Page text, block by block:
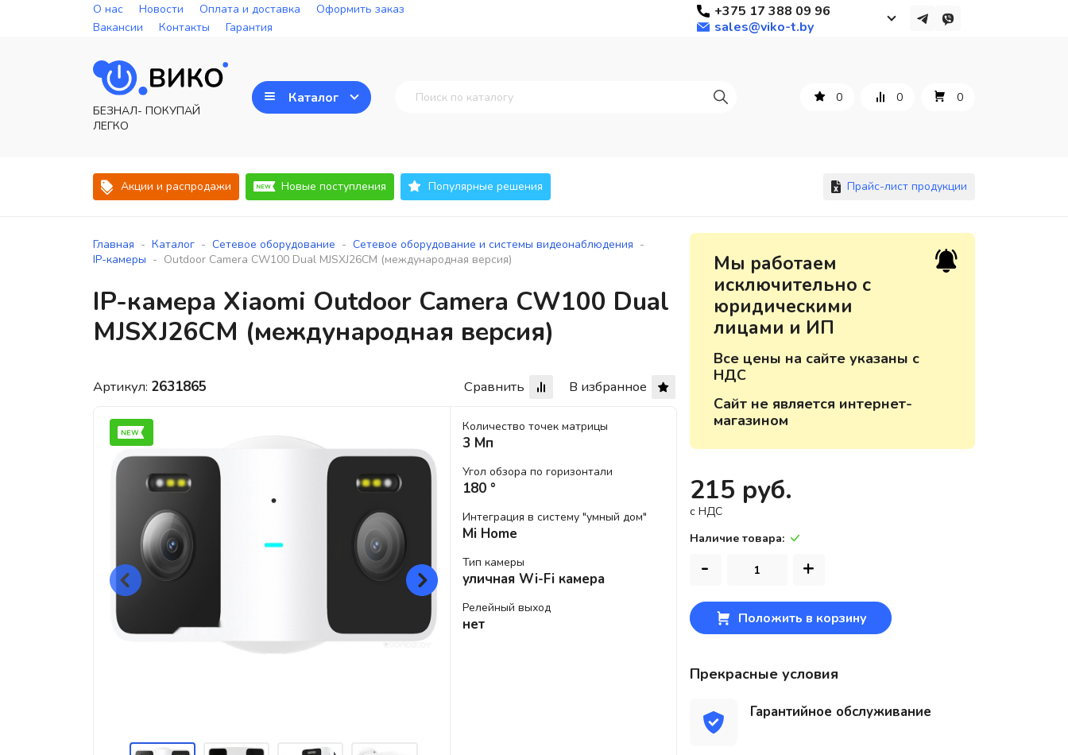
О нас Новости Оплата и доставка
Оформить заказ
Вакансии
Контакты Гарантия
+375 17 388 09 96
sales@viko-t.by
+375 17 388 09 96
По всем вопросам
sales@viko-t.by
Оплата и доставка
Контакты
17, пом. 38, оф. №1
БЕЗНАЛ- ПОКУПАЙ
ЛЕГКО
Каталог 0 0 0
Акции и распродажи Новые поступления Популярные решения Прайс-лист продукции
Главная - Каталог - Сетевое оборудование - Сетевое оборудование и системы видеонаблюдения -
IP-камеры - Outdoor Camera CW100 Dual MJSXJ26CM (международная версия)
IP-камера Xiaomi Outdoor Camera CW100 Dual
MJSXJ26CM (международная версия)
Артикул: 2631865 Сравнить В избранное
Количество точек матрицы
3 Мп
Угол обзора по горизонтали
180 °
Интеграция в систему "умный дом"
Mi Home
Тип камеры
уличная Wi-Fi камера
Релейный выход
нет
Мы работаем
исключительно с
юридическими
лицами и ИП
Все цены на сайте указаны с
НДС
Сайт не является интернет-
магазином
215 руб.
c НДС
Наличие товара:
- +
Положить в корзину
Прекрасные условия
Гарантийное обслуживание